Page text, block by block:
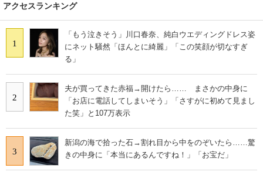
アクセスランキング
1
「もう泣きそう」川口春奈、純白ウエディングドレス姿
にネット騒然「ほんとに綺麗」「この笑顔が切なすぎ
る」
2
夫が買ってきた赤福→開けたら…… まさかの中身に
「お店に電話してしまいそう」「さすがに初めて見まし
た笑」と107万表示
3
新潟の海で拾った石→割れ目から中をのぞいたら……驚
きの中身に「本当にあるんですね！」「お宝だ」